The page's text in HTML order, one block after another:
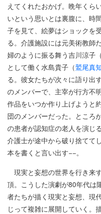
えてくれたおかげ。晩年くら
いという思いとは裏腹に、時
子を見て、絵夢はショックを
る。介護施設には元美術教師
婦のように振る舞う吉川涼子（
として働く水島貴子（鷲尾真
る。彼女たちが次々に語り出
のメンバーで、主宰が行方不
作品をいつか作り上げようと
団のメンバーだった。ところ
の患者が認知症の老人を演じ
介護士が途中から破り捨てて
本を書くと言い出す−−。
現実と妄想の世界を行き来
頂。こうした演劇が80年代は
者たちが描く現実と妄想、現
じって複雑に展開していく。